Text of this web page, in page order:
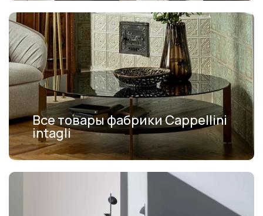
Все товары фабрики Cappellini
intagli